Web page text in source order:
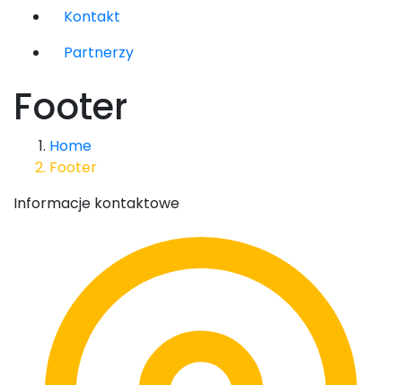
Kontakt
Partnerzy
Footer
Home
Footer
Informacje kontaktowe